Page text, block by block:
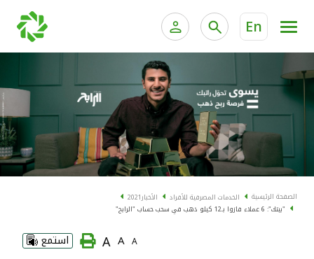
En
الخدمات المصرفية الإلكترونية للأفراد
الخدمات المصرفية الإلكترونية للشركات
خدمة "بيتك" للتداول الإلكتروني
الخدمات المصرفية للأفراد
الحسابات المصرفية
البطاقات
"برامج العملاء"
الصفحة الرئيسية الخدمات المصرفية للأفراد الأخبار2021
"بيتك": 6 عملاء فازوا بـ12 كيلو ذهب في سحب حساب "الرابح"
A
A
A استمع